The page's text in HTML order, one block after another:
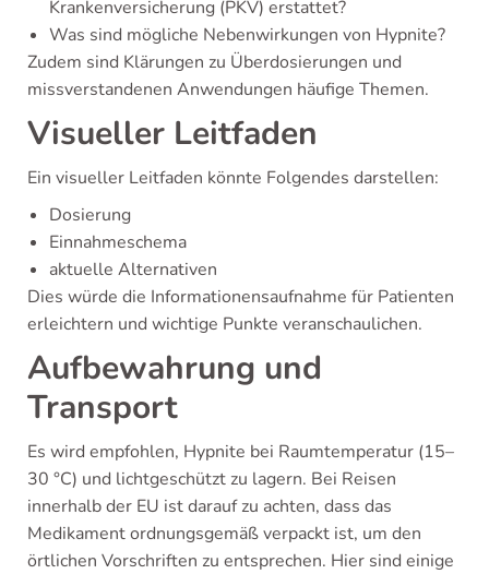
Krankenversicherung (PKV) erstattet?
Was sind mögliche Nebenwirkungen von Hypnite?
Zudem sind Klärungen zu Überdosierungen und
missverstandenen Anwendungen häufige Themen.
Visueller Leitfaden
Ein visueller Leitfaden könnte Folgendes darstellen:
Dosierung
Einnahmeschema
aktuelle Alternativen
Dies würde die Informationensaufnahme für Patienten
erleichtern und wichtige Punkte veranschaulichen.
Aufbewahrung und
Transport
Es wird empfohlen, Hypnite bei Raumtemperatur (15–
30 °C) und lichtgeschützt zu lagern. Bei Reisen
innerhalb der EU ist darauf zu achten, dass das
Medikament ordnungsgemäß verpackt ist, um den
örtlichen Vorschriften zu entsprechen. Hier sind einige